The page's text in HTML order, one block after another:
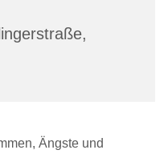
Ängste und